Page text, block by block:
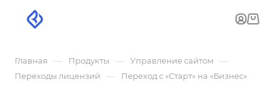
Главная — Продукты — Управление сайтом —
Переходы лицензий — Переход с «Старт» на «Бизнес»